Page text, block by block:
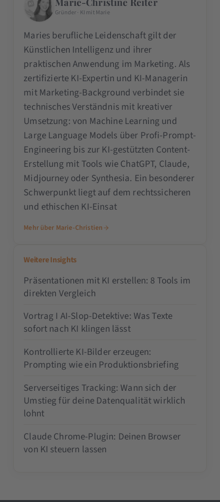
Gründer · KI mit Marie
Maries berufliche Leidenschaft gilt der
Künstlichen Intelligenz und ihrer
praktischen Anwendung im Marketing. Als
zertifizierte KI-Expertin und KI-Managerin
mit Marketing-Background verbindet sie
technisches Verständnis mit kreativer
Umsetzung: von Machine Learning und
Large Language Models über Profi-Prompt-
Engineering bis zur KI-gestützten Content-
Erstellung mit Tools wie ChatGPT, Claude,
Midjourney oder Synthesia. Ein besonderer
Schwerpunkt liegt auf dem rechtssicheren
und ethischen KI-Einsat
Mehr über Marie-Christien
Weitere Insights
Präsentationen mit KI erstellen: 8 Tools im
direkten Vergleich
Vortrag I AI-Slop-Detektive: Was Texte
sofort nach KI klingen lässt
Kontrollierte KI-Bilder erzeugen:
Prompting wie ein Produktionsbriefing
Serverseitiges Tracking: Wann sich der
Umstieg für deine Datenqualität wirklich
lohnt
Claude Chrome-Plugin: Deinen Browser
von KI steuern lassen